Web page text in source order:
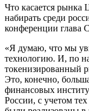
Что касается рынка
набирать среди
конференции глава
«Я думаю, что мы
технологию. И, по
токенизированный
Это, конечно,
финансовых
России, с учетом